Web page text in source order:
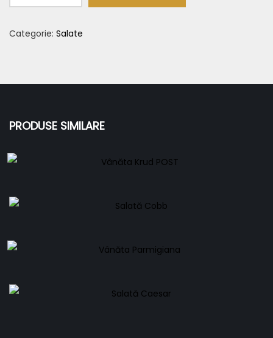
Categorie: Salate
PRODUSE SIMILARE
Vânăta Krud POST
Salată Cobb